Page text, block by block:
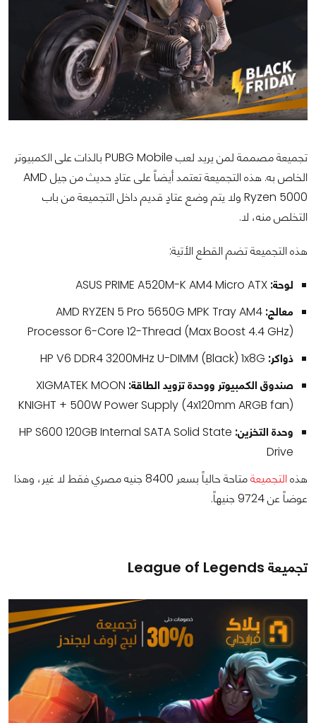
تجميعة مصممة لمن يريد لعب PUBG Mobile بالذات على الكمبيوتر
الخاص به. هذه التجميعة تعتمد أيضاً على عتادٍ حديث من جيل AMD
Ryzen 5000 ولا يتم وضع عتادٍ قديم داخل التجميعة من باب
التخلص منه، لا.
هذه التجميعة تضم القطع الأتية:
لوحة: ASUS PRIME A520M-K AM4 Micro ATX
معالج: AMD RYZEN 5 Pro 5650G MPK Tray AM4
Processor 6-Core 12-Thread (Max Boost 4.4 GHz)
ذواكر: HP V6 DDR4 3200MHz U-DIMM (Black) 1x8G
صندوق الكمبيوتر ووحدة تزويد الطاقة: XIGMATEK MOON
KNIGHT + 500W Power Supply (4x120mm ARGB fan)
وحدة التخزين: HP S600 120GB Internal SATA Solid State
Drive
هذهالتجميعة
متاحة حالياً بسعر 8400 جنيه مصري فقط لا غير، وهذا
عوضاً عن 9724 جنيهاً.
تجميعة League of Legends